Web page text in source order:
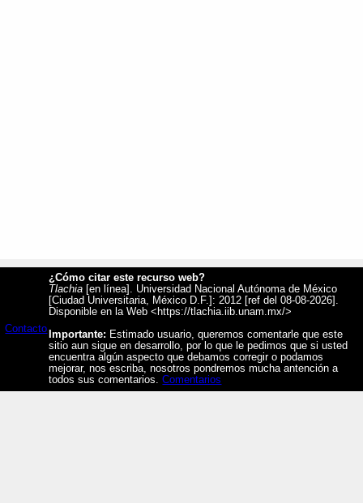
Contacto
¿Cómo citar este recurso web?
Tlachia [en línea]. Universidad Nacional Autónoma de México
[Ciudad Universitaria, México D.F.]: 2012 [ref del 08-08-2026].
Disponible en la Web <https://tlachia.iib.unam.mx/>
Importante: Estimado usuario, queremos comentarle que este
sitio aun sigue en desarrollo, por lo que le pedimos que si usted
encuentra algún aspecto que debamos corregir o podamos
mejorar, nos escriba, nosotros pondremos mucha antención a
todos sus comentarios.Comentarios